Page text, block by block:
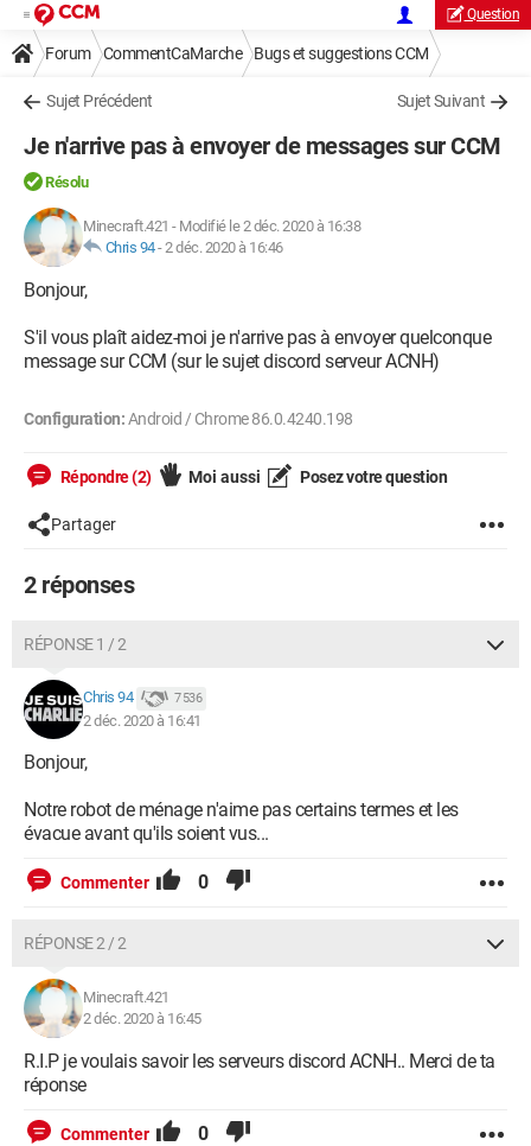
Question
Forum CommentCaMarche Bugs et suggestions CCM
Sujet Précédent Sujet Suivant
Je n'arrive pas à envoyer de messages sur CCM
Résolu
Minecraft.421 - Modifié le 2 déc. 2020 à 16:38
Chris 94-2 déc. 2020 à 16:46
Bonjour,
S'il vous plaît aidez-moi je n'arrive pas à envoyer quelconque
message sur CCM (sur le sujet discord serveur ACNH)
Configuration:Android / Chrome 86.0.4240.198
Répondre (2) Moi aussi Posez votre question
Partager
2 réponses
RÉPONSE 1 / 2
Chris 94 7 536
2 déc. 2020 à 16:41
Bonjour,
Notre robot de ménage n'aime pas certains termes et les
évacue avant qu'ils soient vus...
Commenter 0
RÉPONSE 2 / 2
Minecraft.421
2 déc. 2020 à 16:45
R.I.P je voulais savoir les serveurs discord ACNH.. Merci de ta
réponse
Commenter 0